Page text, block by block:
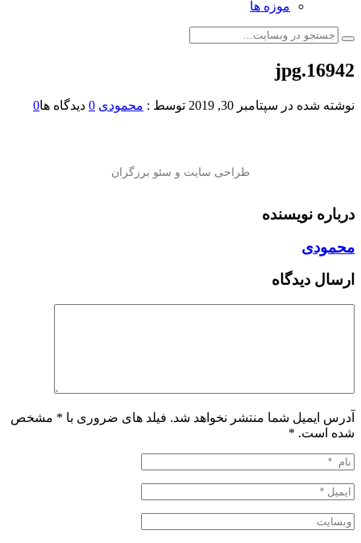
موزه ها
16942.jpg
نوشته شده در سپتامبر 30, 2019 توسط : محمودی 0 دیدگاه ها0
درباره نویسنده
محمودی
ارسال دیدگاه
آدرس ایمیل شما منتشر نخواهد شد. فیلد های ضروری با * مشخص
شده است. *